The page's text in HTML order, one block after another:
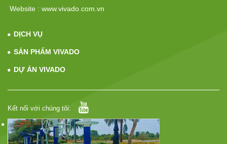
Website : www.vivado.com.vn
DỊCH VỤ
SẢN PHẨM VIVADO
DỰ ÁN VIVADO
Kết nối với chúng tôi: